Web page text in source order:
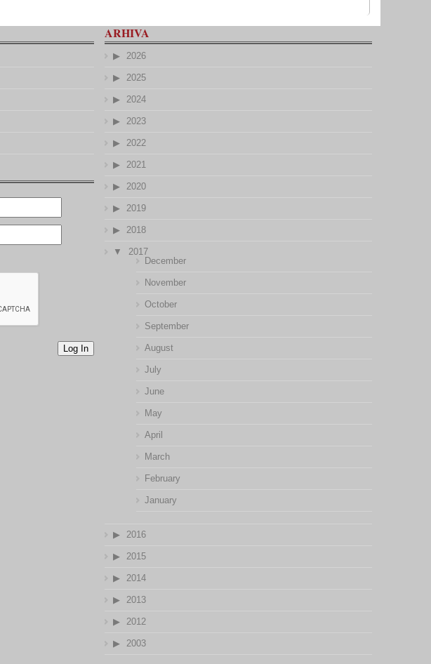
Log In
ARHIVA
2026
2025
2024
2023
2022
2021
2020
2019
2018
2017
December
November
October
September
August
July
June
May
April
March
February
January
2016
2015
2014
2013
2012
2003